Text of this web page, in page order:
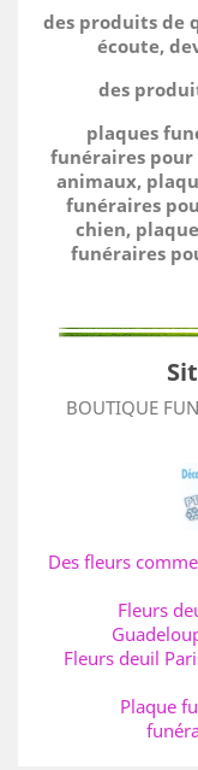
des produits de
écoute,
des
plaques
funéraires
animaux,
funéraires
chien,
funéraires
BOUTIQUE
Des fleurs
Fleurs
Fleurs deuil
Plaque